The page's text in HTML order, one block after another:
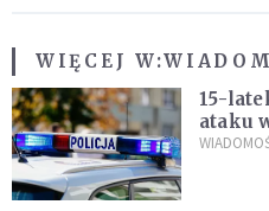
WIĘCEJ W:
15-
ataku
Policja